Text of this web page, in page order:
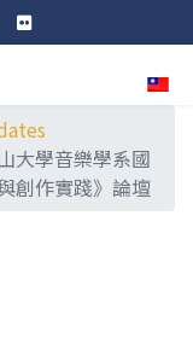
大學音樂學系國
創作實踐》論壇